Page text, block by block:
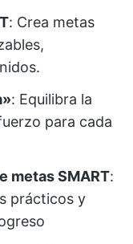
: Crea metas
: Equilibra la
para cada
metas SMART:
prácticos y